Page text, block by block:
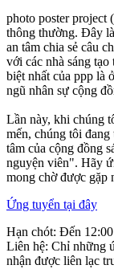
photo poster project
thông thường. Đây
an tâm chia sẻ câu
với các nhà sáng
biệt nhất của ppp là
ngũ nhân sự cộng
Lần này, khi chúng
mến, chúng tôi
tâm của cộng đồng
nguyện viên". Hãy
mong chờ được gặp
Ứng tuyển tại đây
Hạn chót: Đến
Liên hệ: Chỉ những
nhận được liên lạc